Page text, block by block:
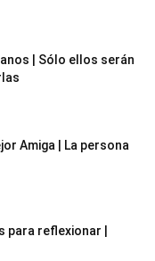
| Sólo ellos serán
Amiga | La persona
para reflexionar |